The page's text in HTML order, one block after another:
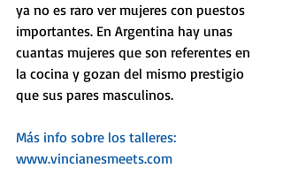
ya no es raro ver mujeres con puestos
importantes. En Argentina hay unas
cuantas mujeres que son referentes en
la cocina y gozan del mismo prestigio
que sus pares masculinos.
Más info sobre los talleres:
www.vincianesmeets.com